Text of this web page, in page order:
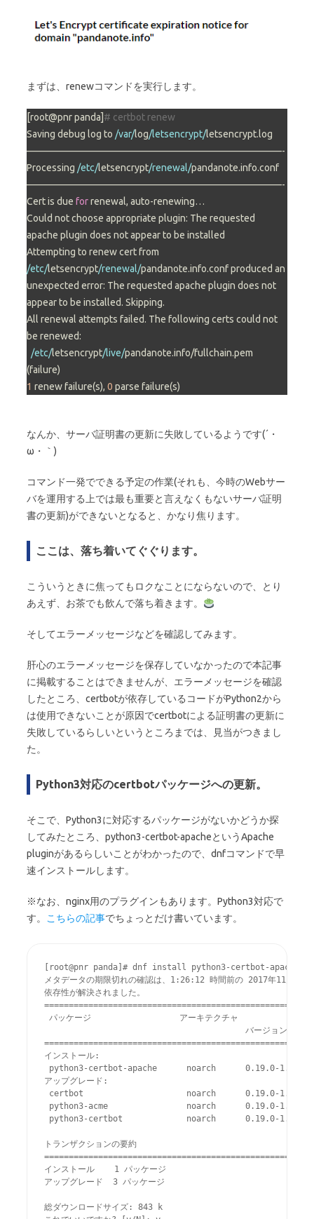
まずは、renewコマンドを実行します。
[root@pnr panda] # certbot renew
Saving debug log to /var/log/letsencrypt/letsencrypt.log
——————————————————————————-
Processing /etc/letsencrypt/renewal/pandanote.info.conf
——————————————————————————-
Cert is due for renewal, auto-renewing…
Could not choose appropriate plugin: The requested
apache plugin does not appear to be installed
/etc/letsencrypt/renewal/pandanote.info.conf produced an
unexpected error: The requested apache plugin does not
appear to be installed. Skipping.
All renewal attempts failed. The following certs could not
be renewed:
/etc/letsencrypt/live/pandanote.info/fullchain.pem
1 renew failure(s), 0 parse failure(s)
なんか、サーバ証明書の更新に失敗しているようです(´・
ω・｀)
コマンド一発でできる予定の作業(それも、今時のWebサー
バを運用する上では最も重要と言えなくもないサーバ証明
書の更新)ができないとなると、かなり焦ります。
ここは、落ち着いてぐぐります。
こういうときに焦ってもロクなことにならないので、とり
あえず、お茶でも飲んで落ち着きます。
そしてエラーメッセージなどを確認してみます。
肝心のエラーメッセージを保存していなかったので本記事
に掲載することはできませんが、エラーメッセージを確認
したところ、certbotが依存しているコードがPython2から
は使用できないことが原因でcertbotによる証明書の更新に
失敗しているらしいというところまでは、見当がつきまし
た。
Python3対応のcertbotパッケージへの更新。
そこで、Python3に対応するパッケージがないかどうか探
してみたところ、python3-certbot-apacheというApache
pluginがあるらしいことがわかったので、dnfコマンドで早
速インストールします。
※なお、nginx用のプラグインもあります。Python3対応で
す。 こちらの記事でちょっとだけ書いています。
[root@pnr panda]# dnf install python3-certbot-apache
メタデータの期限切れの確認は、1:26:12 時間前の 2017年11月04
依存性が解決されました。
パッケージ                  アーキテクチャ
バージョン
インストール:
python3-certbot-apache      noarch      0.19.0-
アップグレード:
certbot                     noarch      0.19.0-1.fc26
python3-acme                noarch      0.19.0-
python3-certbot             noarch      0.19.0-
トランザクションの要約
インストール    1 パッケージ
アップグレード  3 パッケージ
総ダウンロードサイズ: 843 k